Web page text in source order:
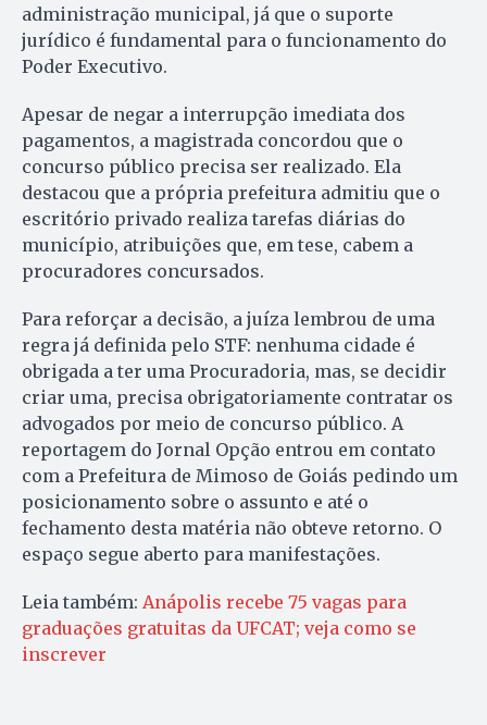
administração municipal, já que o suporte
jurídico é fundamental para o funcionamento do
Poder Executivo.
Apesar de negar a interrupção imediata dos
pagamentos, a magistrada concordou que o
concurso público precisa ser realizado. Ela
destacou que a própria prefeitura admitiu que o
escritório privado realiza tarefas diárias do
município, atribuições que, em tese, cabem a
procuradores concursados.
Para reforçar a decisão, a juíza lembrou de uma
regra já definida pelo STF: nenhuma cidade é
obrigada a ter uma Procuradoria, mas, se decidir
criar uma, precisa obrigatoriamente contratar os
advogados por meio de concurso público. A
reportagem do Jornal Opção entrou em contato
com a Prefeitura de Mimoso de Goiás pedindo um
posicionamento sobre o assunto e até o
fechamento desta matéria não obteve retorno. O
espaço segue aberto para manifestações.
Leia também: Anápolis recebe 75 vagas para
graduações gratuitas da UFCAT; veja como se
inscrever